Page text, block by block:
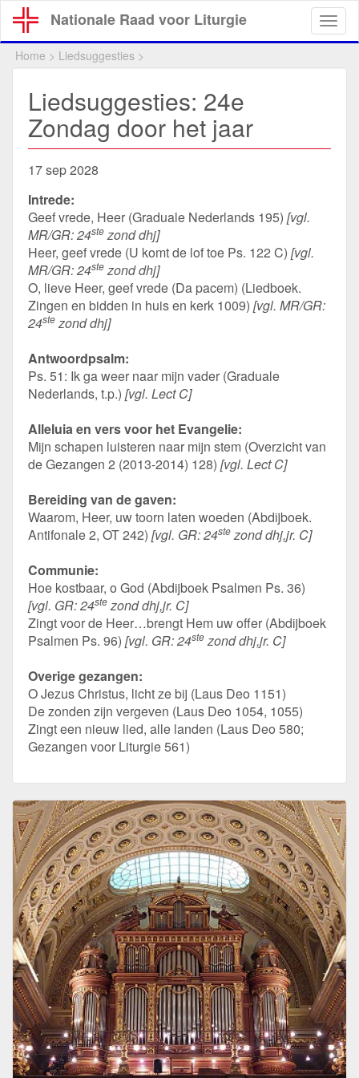
Overslaan
en
naar
Nationale Raad voor Liturgie
Home > Liedsuggesties >
Liedsuggesties: 24e
Zondag door het jaar
17 sep 2028
Intrede:
Geef vrede, Heer (Graduale Nederlands 195) [vgl.
MR/GR: 24stezond dhj]
Heer, geef vrede (U komt de lof toe Ps. 122 C) [vgl.
MR/GR: 24stezond dhj]
O, lieve Heer, geef vrede (Da pacem) (Liedboek.
Zingen en bidden in huis en kerk 1009) [vgl. MR/GR:
24stezond dhj]
Antwoordpsalm:
Ps. 51: Ik ga weer naar mijn vader (Graduale
Nederlands, t.p.) [vgl. Lect C]
Alleluia en vers voor het Evangelie:
Mijn schapen luisteren naar mijn stem (Overzicht van
de Gezangen 2 (2013-2014) 128) [vgl. Lect C]
Bereiding van de gaven:
Waarom, Heer, uw toorn laten woeden (Abdijboek.
Antifonale 2, OT 242) [vgl. GR: 24stezond dhj,jr. C]
Communie:
Hoe kostbaar, o God (Abdijboek Psalmen Ps. 36)
[vgl. GR: 24stezond dhj,jr. C]
Zingt voor de Heer…brengt Hem uw offer (Abdijboek
Psalmen Ps. 96) [vgl. GR: 24stezond dhj,jr. C]
Overige gezangen:
O Jezus Christus, licht ze bij (Laus Deo 1151)
De zonden zijn vergeven (Laus Deo 1054, 1055)
Zingt een nieuw lied, alle landen (Laus Deo 580;
Gezangen voor Liturgie 561)